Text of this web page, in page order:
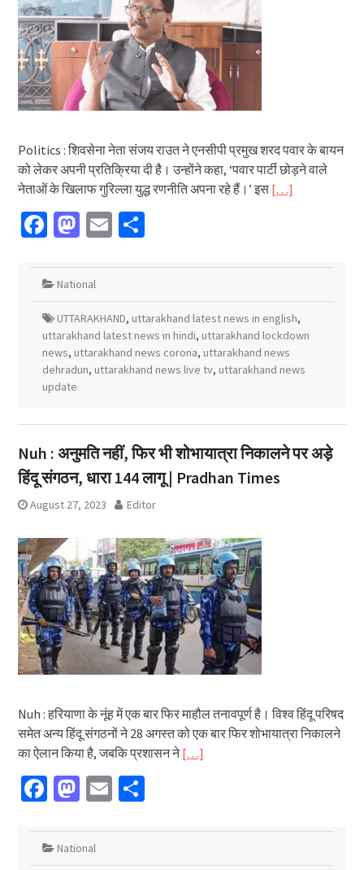
Politics : शिवसेना नेता संजय राउत ने एनसीपी प्रमुख शरद पवार के बायन
को लेकर अपनी प्रतिक्रिया दी है। उन्होंने कहा, ‘पवार पार्टी छोड़ने वाले
नेताओं के खिलाफ गुरिल्ला युद्ध रणनीति अपना रहे हैं।’ इस […]
Facebook
Mastodon
EmailShare
National
UTTARAKHAND, uttarakhand latest news in english,
uttarakhand latest news in hindi, uttarakhand lockdown
news, uttarakhand news corona, uttarakhand news
dehradun, uttarakhand news live tv, uttarakhand news
update
Nuh : अनुमति नहीं, फिर भी शोभायात्रा निकालने पर अड़े
हिंदू संगठन, धारा 144 लागू | Pradhan Times
August 27, 2023 Editor
Nuh : हरियाणा के नूंह में एक बार फिर माहौल तनावपूर्ण है। विश्व हिंदू परिषद
समेत अन्य हिंदू संगठनों ने 28 अगस्त को एक बार फिर शोभायात्रा निकालने
का ऐलान किया है, जबकि प्रशासन ने[…]
Facebook
Mastodon
EmailShare
National